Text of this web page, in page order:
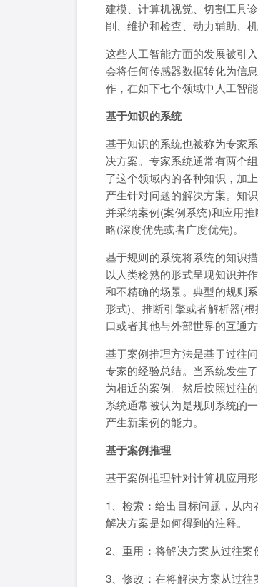
建模、计算机视觉、切割工具
削、维护和检查、动力辅助、
这些人工智能方面的发展被引
会将任何传感器数据转化为信
作，在如下七个领域中人工智
基于知识的系统
基于知识的系统也被称为专家
决方案。专家系统通常有两个
了这个领域内的各种知识，加
产生针对问题的解决方案。知
并采纳案例(案例系统)和应用
略(深度优先或者广度优先)。
基于规则的系统将系统的知识
以人类稔熟的形式呈现知识并
和不精确的场景。典型的规则
形式)、推断引擎或者解析器(
口或者其他与外部世界的互通
基于案例推理方法是基于过往
专家的经验总结。当系统发生
为相近的案例。然后按照过往
系统通常被认为是规则系统的
产生新案例的能力。
基于案例推理
基于案例推理针对计算机应用
1、检索：给出目标问题，从
解决方案是如何得到的注释。
2、重用：将解决方案从过往案
3、修改：在将解决方案从过